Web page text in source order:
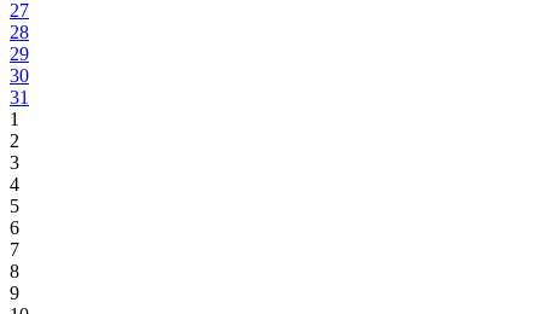
27
28
29
30
31
1
2
3
4
5
6
7
8
9